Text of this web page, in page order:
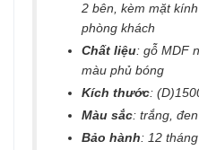
2 bên, kèm mặt
phòng khách
Chất liệu: gỗ MDF
màu phủ bóng
Kích thước:
Màu sắc: trắng, đen
Bảo hành: 12 tháng